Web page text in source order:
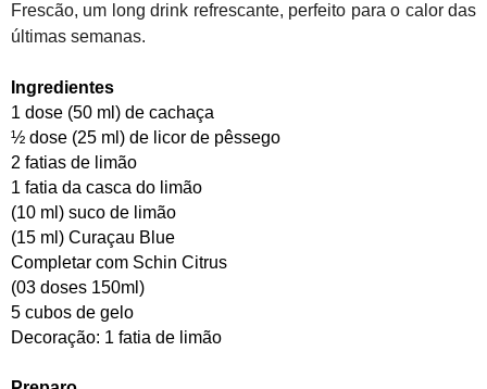
Frescão, um long drink refrescante, perfeito para o calor das
últimas semanas.
Ingredientes
1 dose (50 ml) de cachaça
½ dose (25 ml) de licor de pêssego
2 fatias de limão
1 fatia da casca do limão
(10 ml) suco de limão
(15 ml) Curaçau Blue
Completar com Schin Citrus
(03 doses 150ml)
5 cubos de gelo
Decoração: 1 fatia de limão